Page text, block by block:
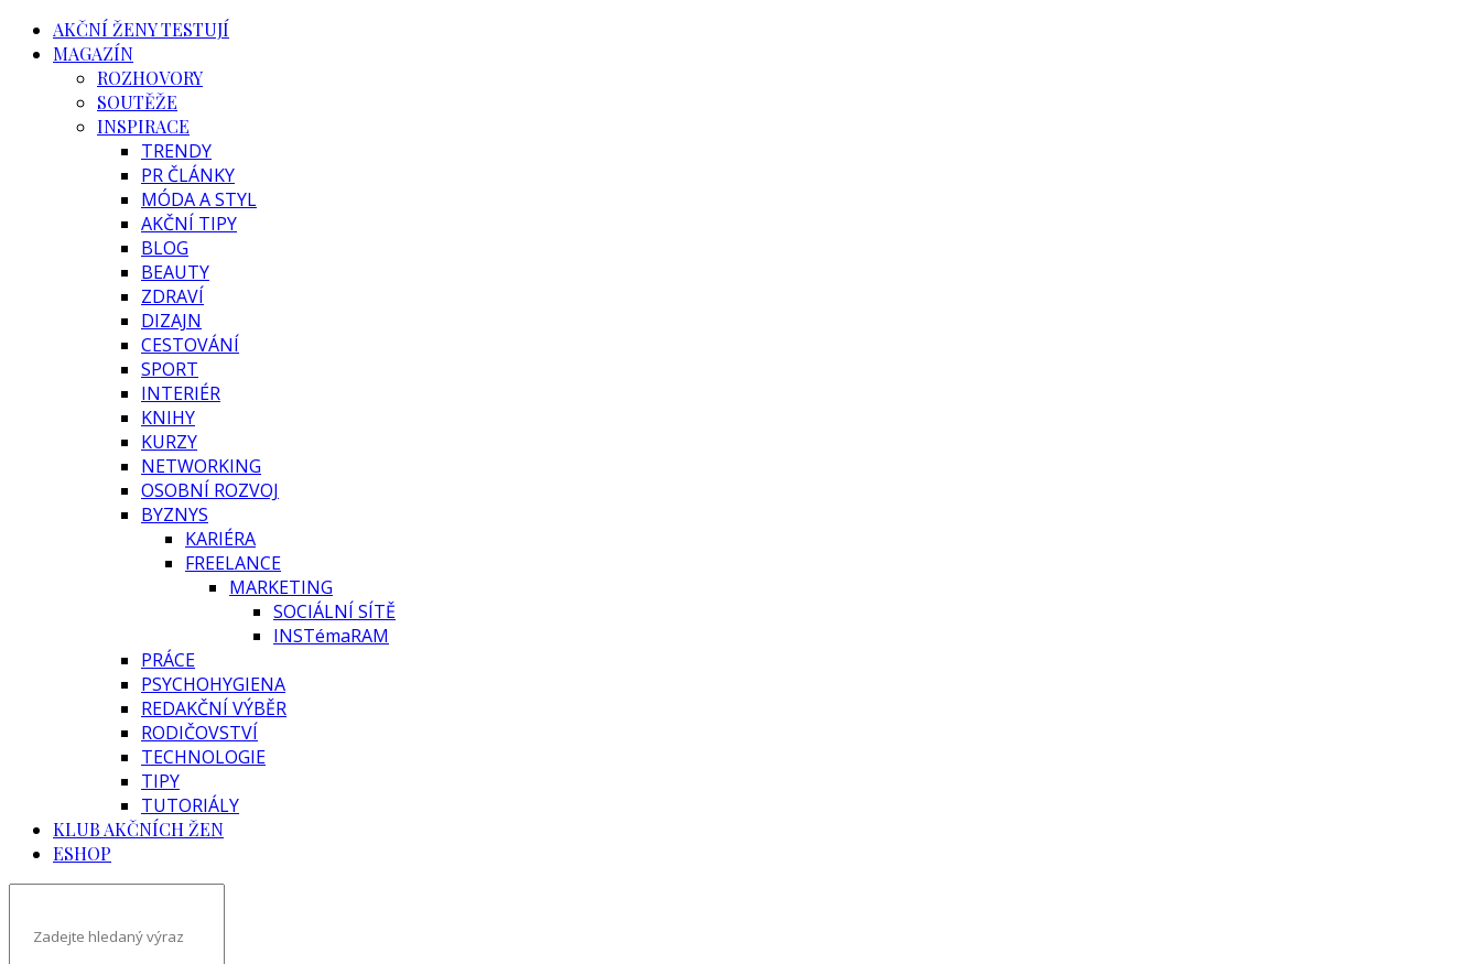
AKČNÍ ŽENY TESTUJÍ
MAGAZÍN
ROZHOVORY
SOUTĚŽE
INSPIRACE
TRENDY
PR ČLÁNKY
MÓDA A STYL
AKČNÍ TIPY
BLOG
BEAUTY
ZDRAVÍ
DIZAJN
CESTOVÁNÍ
SPORT
INTERIÉR
KNIHY
KURZY
NETWORKING
OSOBNÍ ROZVOJ
BYZNYS
KARIÉRA
FREELANCE
MARKETING
SOCIÁLNÍ SÍTĚ
INSTémaRAM
PRÁCE
PSYCHOHYGIENA
REDAKČNÍ VÝBĚR
RODIČOVSTVÍ
TECHNOLOGIE
TIPY
TUTORIÁLY
KLUB AKČNÍCH ŽEN
ESHOP